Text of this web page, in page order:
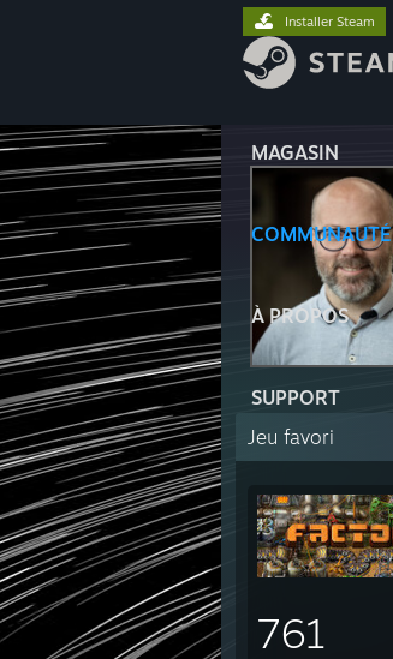
MAGASIN
COMMUNAUTÉ
À PROPOS
SUPPORT
Installer Steam
Jeu favori
761